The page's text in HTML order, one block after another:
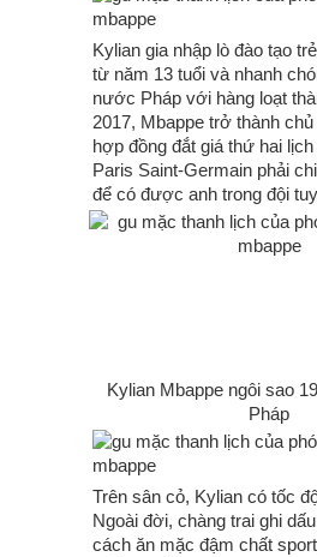
Kylian gia nhập lò đào tạo
từ năm 13 tuổi và nhanh
nước Pháp với hàng loạt
2017, Mbappe trở thành
hợp đồng đắt giá thứ hai
Paris Saint-Germain phải
để có được anh trong đội
Kylian Mbappe ngôi sao
Pháp
Trên sân cỏ, Kylian có tốc
Ngoài đời, chàng trai ghi
cách ăn mặc đậm chất